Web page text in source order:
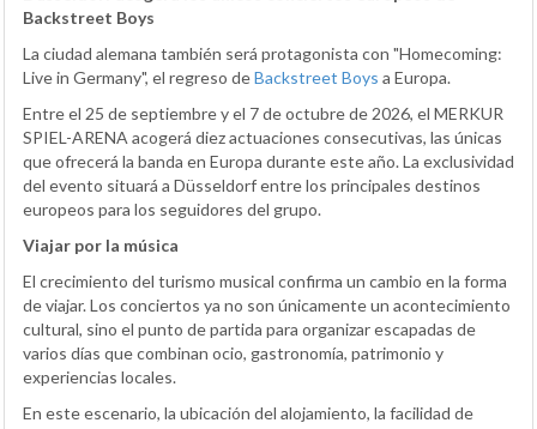
Backstreet Boys
La ciudad alemana también será protagonista con "Homecoming:
Live in Germany", el regreso deBackstreet Boys a Europa.
Entre el 25 de septiembre y el 7 de octubre de 2026, el MERKUR
SPIEL-ARENA acogerá diez actuaciones consecutivas, las únicas
que ofrecerá la banda en Europa durante este año. La exclusividad
del evento situará a Düsseldorf entre los principales destinos
europeos para los seguidores del grupo.
Viajar por la música
El crecimiento del turismo musical confirma un cambio en la forma
de viajar. Los conciertos ya no son únicamente un acontecimiento
cultural, sino el punto de partida para organizar escapadas de
varios días que combinan ocio, gastronomía, patrimonio y
experiencias locales.
En este escenario, la ubicación del alojamiento, la facilidad de